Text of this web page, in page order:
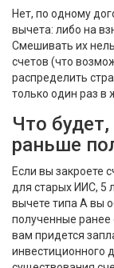
Нет, по одному
вычета: либо на
Смешивать их
счетов (что
распределить
только один раз в
Что
раньше
Если вы закроете
для старых ИИС, 5
вычете типа А вы
полученные
вам придется
инвестиционного